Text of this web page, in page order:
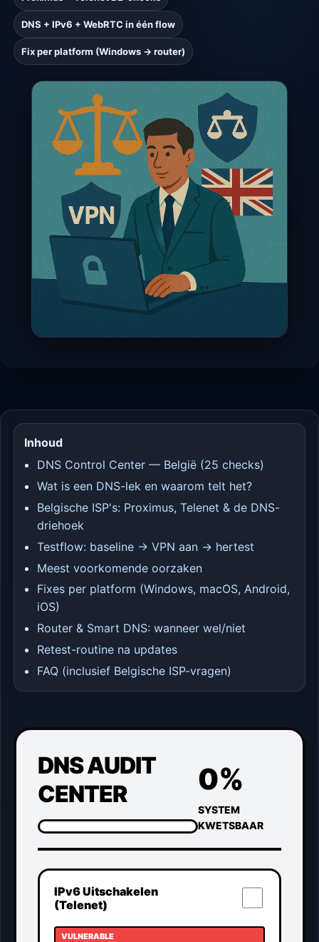
DNS + IPv6 + WebRTC in één flow
Fix per platform (Windows → router)
Inhoud
DNS Control Center — België (25 checks)
Wat is een DNS-lek en waarom telt het?
Belgische ISP's: Proximus, Telenet & de DNS-
driehoek
Testflow: baseline → VPN aan → hertest
Meest voorkomende oorzaken
Fixes per platform (Windows, macOS, Android,
iOS)
Router & Smart DNS: wanneer wel/niet
Retest-routine na updates
FAQ (inclusief Belgische ISP-vragen)
DNS AUDIT
CENTER
0%
SYSTEM
KWETSBAAR
IPv6 Uitschakelen
(Telenet)
VULNERABLE